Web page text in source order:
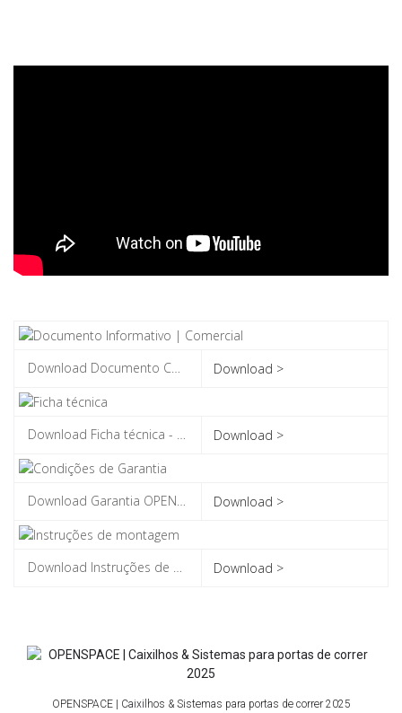
Download >
Download >
Download >
Download >
OPENSPACE | Caixilhos & Sistemas para portas de correr 2025